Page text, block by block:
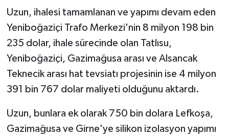
Uzun, ihalesi tamamlanan ve yapımı devam eden
Yeniboğaziçi Trafo Merkezi'nin 8 milyon 198 bin
235 dolar, ihale sürecinde olan Tatlısu,
Yeniboğaziçi, Gazimağusa arası ve Alsancak
Teknecik arası hat tevsiatı projesinin ise 4 milyon
391 bin 767 dolar maliyeti olduğunu aktardı.
Uzun, bunlara ek olarak 750 bin dolara Lefkoşa,
Gazimağusa ve Girne'ye silikon izolasyon yapımı